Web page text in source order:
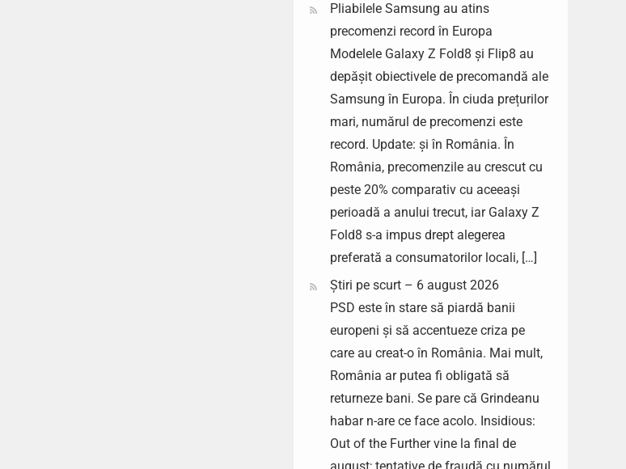
Pliabilele Samsung au atins
precomenzi record în Europa
Modelele Galaxy Z Fold8 și Flip8 au
depășit obiectivele de precomandă ale
Samsung în Europa. În ciuda prețurilor
mari, numărul de precomenzi este
record. Update: și în România. În
România, precomenzile au crescut cu
peste 20% comparativ cu aceeași
perioadă a anului trecut, iar Galaxy Z
Fold8 s-a impus drept alegerea
preferată a consumatorilor locali, […]
Știri pe scurt – 6 august 2026
PSD este în stare să piardă banii
europeni și să accentueze criza pe
care au creat-o în România. Mai mult,
România ar putea fi obligată să
returneze bani. Se pare că Grindeanu
habar n-are ce face acolo. Insidious:
Out of the Further vine la final de